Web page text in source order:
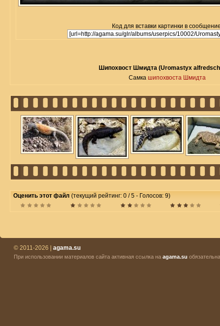
Код для вставки картинки в
Шипохвост Шмидта (Uromastyx
Самкашипохвоста Шмидта
Оценить этот файл (текущий рейтинг: 0 / 5 - Голосов: 9)
© 2011-2026 | agama.su
При использовании материалов сайта активная ссылка на agama.su